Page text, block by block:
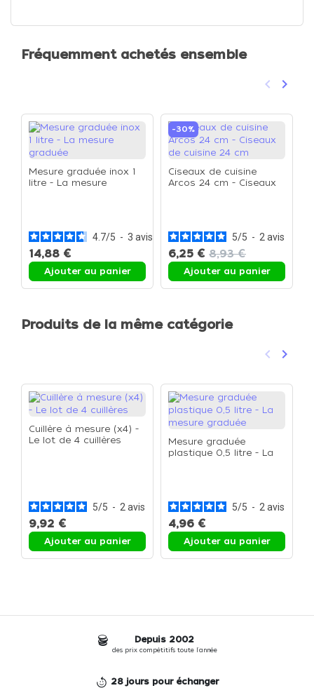
Fréquemment achetés ensemble
Précédent
keyboard_arrow_left keyboard_arrow_right
Mesure graduée inox 1
litre - La mesure
4.7/5 - 3 avis
14,88 €
Ajouter au panier
-30%
Ciseaux de cuisine
Arcos 24 cm - Ciseaux
5/5 - 2avis
6,25 € 8,93 €
Ajouter au panier
Produits de la même catégorie
Précédent
keyboard_arrow_left keyboard_arrow_right
Cuillère à mesure (x4) -
Le lot de 4 cuillères
5/5 - 2avis
9,92 €
Ajouter au panier
Mesure graduée
plastique 0,5 litre - La
5/5 - 2avis
4,96 €
Ajouter au panier
Depuis 2002
des prix compétitifs toute l'année
28 jours pour échanger